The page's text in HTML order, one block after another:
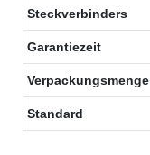
Steckverbinders
Garantiezeit
Verpackungsmenge
Standard